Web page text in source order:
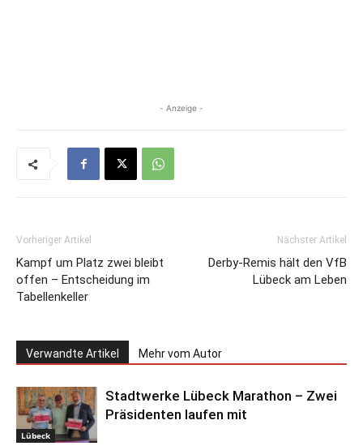
- Anzeige -
Vorheriger Artikel
Kampf um Platz zwei bleibt
offen – Entscheidung im
Tabellenkeller
Nächster Artikel
Derby-Remis hält den VfB
Lübeck am Leben
Verwandte Artikel Mehr vom Autor
Lübeck
Stadtwerke Lübeck Marathon – Zwei
Präsidenten laufen mit